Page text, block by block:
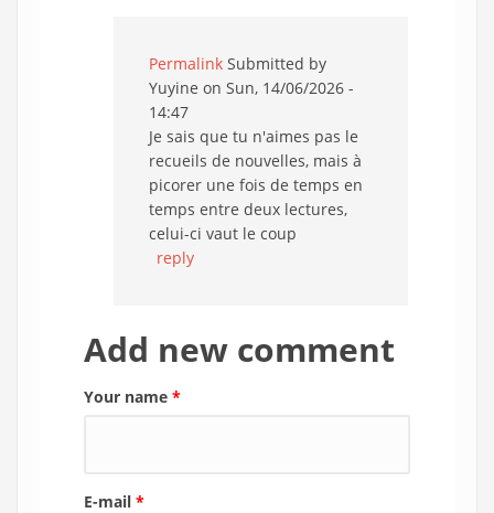
Permalink Submitted by
Yuyine on Sun, 14/06/2026 -
14:47
Je sais que tu n'aimes pas le
recueils de nouvelles, mais à
picorer une fois de temps en
temps entre deux lectures,
celui-ci vaut le coup
reply
Add new comment
Your name *
E-mail *